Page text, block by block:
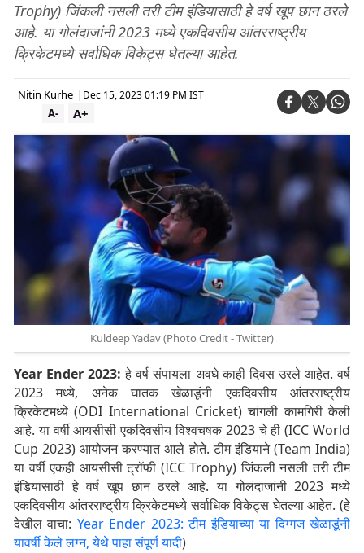
Trophy) जिंकली नसली तरी टीम इंडियासाठी हे वर्ष खूप छान ठरले
आहे. या गोलंदाजांनी 2023 मध्ये एकदिवसीय आंतरराष्ट्रीय
क्रिकेटमध्ये सर्वाधिक विकेट्स घेतल्या आहेत.
Nitin Kurhe | Dec 15, 2023 01:19 PM IST
A+
A-
Kuldeep Yadav (Photo Credit - Twitter)
Year Ender 2023: हे वर्ष संपायला अवघे काही दिवस उरले आहेत. वर्ष
2023 मध्ये, अनेक घातक खेळाडूंनी एकदिवसीय आंतरराष्ट्रीय
क्रिकेटमध्ये (ODI International Cricket) चांगली कामगिरी केली
आहे. या वर्षी आयसीसी एकदिवसीय विश्वचषक 2023 चे ही (ICC World
Cup 2023) आयोजन करण्यात आले होते. टीम इंडियाने (Team India)
या वर्षी एकही आयसीसी ट्रॉफी (ICC Trophy) जिंकली नसली तरी टीम
इंडियासाठी हे वर्ष खूप छान ठरले आहे. या गोलंदाजांनी 2023 मध्ये
एकदिवसीय आंतरराष्ट्रीय क्रिकेटमध्ये सर्वाधिक विकेट्स घेतल्या आहेत. (हे
देखील वाचा: Year Ender 2023: टीम इंडियाच्या या दिग्गज खेळाडूंनी
यावर्षी केले लग्न, येथे पाहा संपूर्ण यादी)